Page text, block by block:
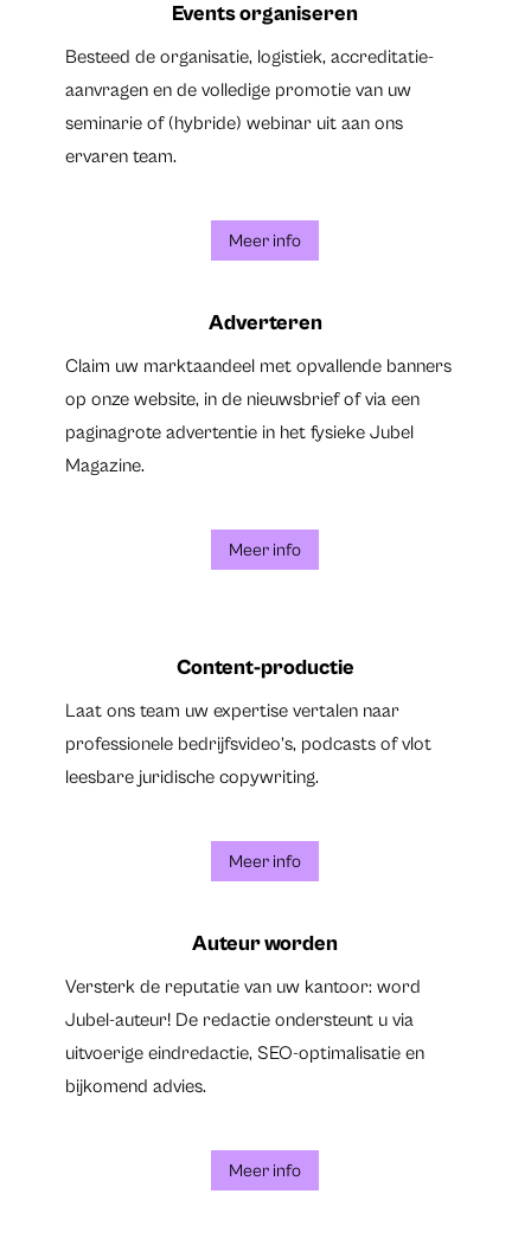
Events organiseren
Besteed de organisatie, logistiek, accreditatie-
aanvragen en de volledige promotie van uw
seminarie of (hybride) webinar uit aan ons
ervaren team.
Meer info
Adverteren
Claim uw marktaandeel met opvallende banners
op onze website, in de nieuwsbrief of via een
paginagrote advertentie in het fysieke Jubel
Magazine.
Meer info
Content-productie
Laat ons team uw expertise vertalen naar
professionele bedrijfsvideo’s, podcasts of vlot
leesbare juridische copywriting.
Meer info
Auteur worden
Versterk de reputatie van uw kantoor: word
Jubel-auteur! De redactie ondersteunt u via
uitvoerige eindredactie, SEO-optimalisatie en
bijkomend advies.
Meer info